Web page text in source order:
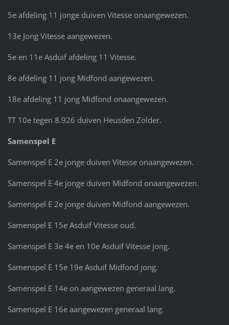
5e afdeling 11 jonge duiven Vitesse onaangewezen.
13e Jong Vitesse aangewezen.
5e en 11e Asduif afdeling 11 Vitesse.
8e afdeling 11 jong Midfond aangewezen.
18e afdeling 11 jong Midfond onaangewezen.
TT 10e tegen 8.926 duiven Heusden Zolder.
Samenspel E
Samenspel E 2e jonge duiven Vitesse onaangewezen.
Samenspel E 4e jonge duiven Midfond onaangewezen.
Samenspel E 2e jonge duiven Midfond aangewezen.
Samenspel E 15e Asduif Vitesse oud.
Samenspel E 3e 4e en 10e Asduif Vitesse jong.
Samenspel E 15e 19e Asduif Midfond jong.
Samenspel E 14e on aangewezen generaal lang.
Samenspel E 16e aangewezen generaal lang.